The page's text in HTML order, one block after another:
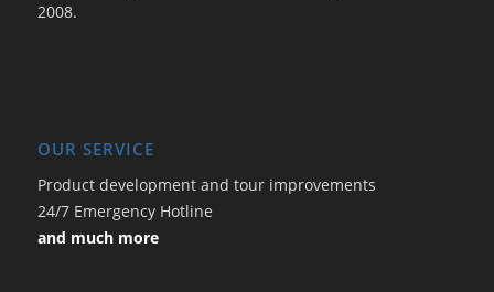
2008.
OUR SERVICE
Product development and tour improvements
24/7 Emergency Hotline
and much more